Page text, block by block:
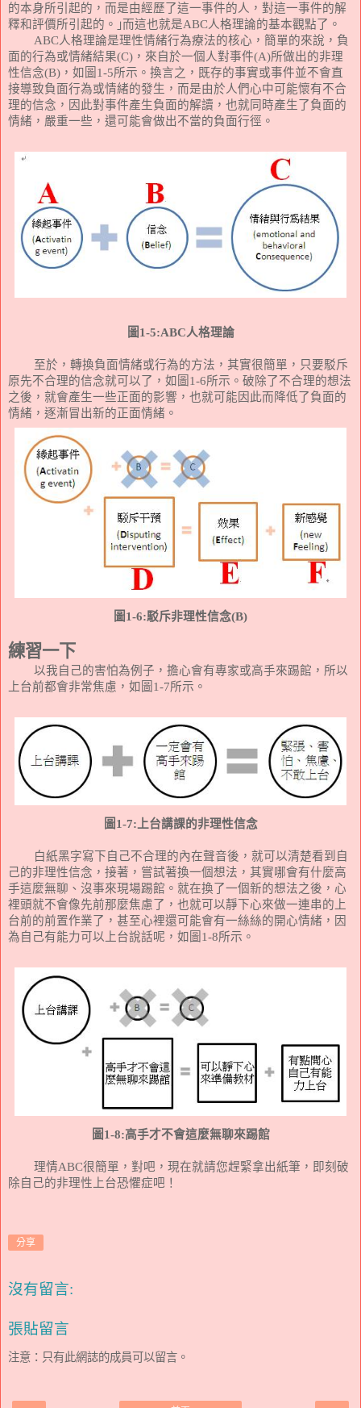
的本身所引起的，而是由經歷了這一事件的人，對這一事件的解
釋和評價所引起的。｣而這也就是ABC人格理論的基本觀點了。
ABC人格理論是理性情緒行為療法的核心，簡單的來說，負
面的行為或情緒結果(C) ，來自於一個人對事件(A)所做出的非理
性信念(B) ，如圖 1-5所示。換言之，既存的事實或事件並不會直
接導致負面行為或情緒的發生，而是由於人們心中可能懷有不合
理的信念，因此對事件產生負面的解讀，也就同時產生了負面的
情緒，嚴重一些，還可能會做出不當的負面行徑。
圖1-5:ABC人格理論
至於，轉換負面情緒或行為的方法，其實很簡單，只要駁斥
原先不合理的信念就可以了，如圖 1-6所示。破除了不合理的想法
之後，就會產生一些正面的影響，也就可能因此而降低了負面的
情緒，逐漸冒出新的正面情緒。
圖1-6:駁斥非理性信念(B)
練習一下
以我自己的害怕為例子，擔心會有專家或高手來踢館，所以
上台前都會非常焦慮，如圖 1-7所示。
圖1-7: 上台講課的非理性信念
白紙黑字寫下自己不合理的內在聲音後，就可以清楚看到自
己的非理性信念，接著，嘗試著換一個想法，其實哪會有什麼高
手這麼無聊、沒事來現場踢館。就在換了一個新的想法之後，心
裡頭就不會像先前那麼焦慮了，也就可以靜下心來做一連串的上
台前的前置作業了，甚至心裡還可能會有一絲絲的開心情緒，因
為自己有能力可以上台說話呢，如圖 1-8所示。
圖1-8:高手才不會這麼無聊來踢館
理情ABC很簡單，對吧，現在就請您趕緊拿出紙筆，即刻破
除自己的非理性上台恐懼症吧！
分享
沒有留言:
張貼留言
注意：只有此網誌的成員可以留言。